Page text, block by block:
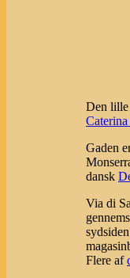
Den lille
Gaden
dansk
Via di
Flere af